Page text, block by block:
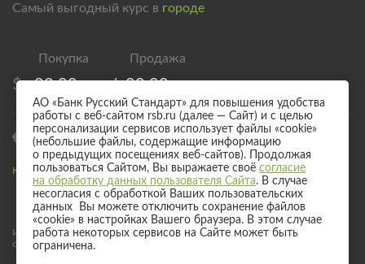
Самый выгодный курс в городе
$ 83,00 / 89,00
€ 95,00 / 101,00
Курс валют для безналичного обмена
Информация о процентных ставках по договорам банковского вклада
с физическими лицами
АО «Банк Русский Стандарт» для повышения удобства
работы с веб-сайтом rsb.ru (далее — Сайт) и с целью
персонализации сервисов использует файлы «cookie»
(небольшие файлы, содержащие информацию
о предыдущих посещениях веб-сайтов). Продолжая
пользоваться Сайтом, Вы выражаете своё согласие
на обработку данных пользователя Сайта. В случае
несогласия с обработкой Ваших пользовательских
данных Вы можете отключить сохранение файлов
«cookie» в настройках Вашего браузера. В этом случае
работа некоторых сервисов на Сайте может быть
ограничена.